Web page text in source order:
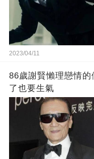
2023/04/11
86歲謝賢懶理戀情
了也要生氣